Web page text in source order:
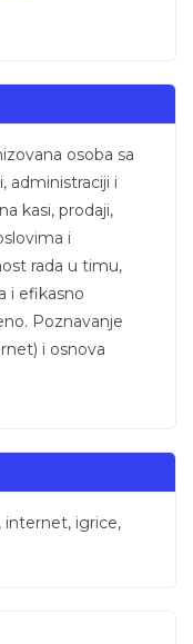
osoba sa
administraciji i
kasi, prodaji,
i
rada u timu,
i efikasno
Poznavanje
i osnova
internet, igrice,